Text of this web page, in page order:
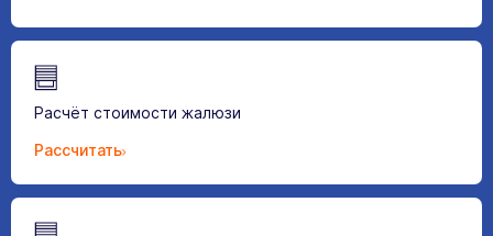
Расчёт стоимости жалюзи
Рассчитать